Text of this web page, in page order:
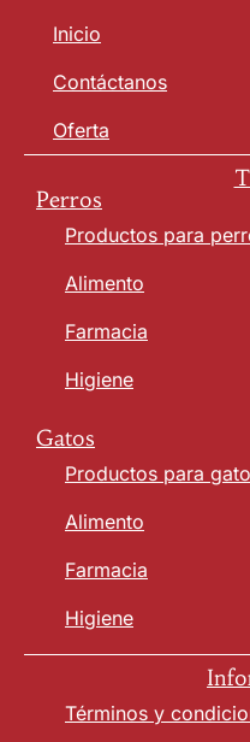
Inicio
Contáctanos
Oferta
Perros
Productos para
Alimento
Farmacia
Higiene
Gatos
Productos para
Alimento
Farmacia
Higiene
Términos y